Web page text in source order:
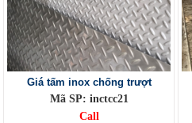
Giá tấm inox chống trượt
Mã SP: inctcc21
Call